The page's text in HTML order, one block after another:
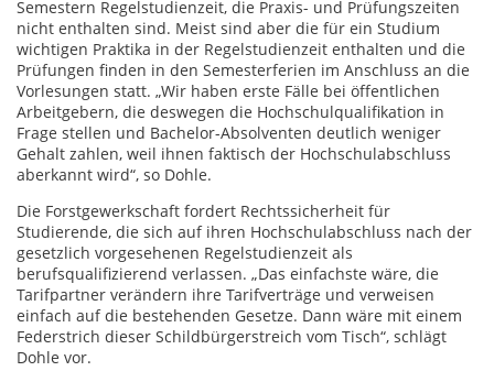
Semestern Regelstudienzeit, die Praxis- und Prüfungszeiten
nicht enthalten sind. Meist sind aber die für ein Studium
wichtigen Praktika in der Regelstudienzeit enthalten und die
Prüfungen finden in den Semesterferien im Anschluss an die
Vorlesungen statt. „Wir haben erste Fälle bei öffentlichen
Arbeitgebern, die deswegen die Hochschulqualifikation in
Frage stellen und Bachelor-Absolventen deutlich weniger
Gehalt zahlen, weil ihnen faktisch der Hochschulabschluss
aberkannt wird“, so Dohle.
Die Forstgewerkschaft fordert Rechtssicherheit für
Studierende, die sich auf ihren Hochschulabschluss nach der
gesetzlich vorgesehenen Regelstudienzeit als
berufsqualifizierend verlassen. „Das einfachste wäre, die
Tarifpartner verändern ihre Tarifverträge und verweisen
einfach auf die bestehenden Gesetze. Dann wäre mit einem
Federstrich dieser Schildbürgerstreich vom Tisch“, schlägt
Dohle vor.